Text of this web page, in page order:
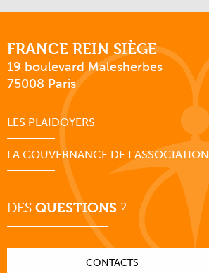
FRANCE REIN SIÈGE
19 boulevard Malesherbes
75008 Paris
LES PLAIDOYERS
LA GOUVERNANCE DE L'ASSOCIATION
DES QUESTIONS ?
CONTACTS